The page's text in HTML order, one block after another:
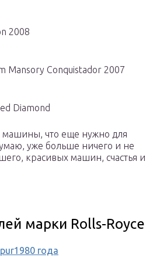
2008
Mansory Conquistador 2007
Diamond
машины, что еще нужно для
уже больше ничего и не
красивых машин, счастья и
марки Rolls-Royce
года